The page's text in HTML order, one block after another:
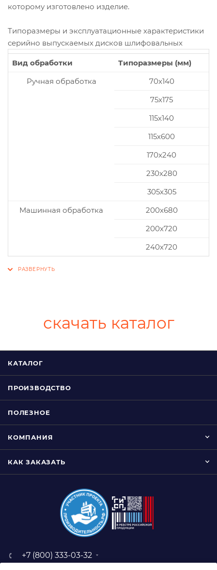
которому изготовлено изделие.
Типоразмеры и эксплуатационные характеристики
серийно выпускаемых дисков шлифовальных
Вид обработки
Типоразмеры (мм)
Ручная обработка
70x140
75x175
115x140
115x600
170x240
230x280
305x305
Машинная обработка
200х680
200х720
240х720
скачать каталог
КАТАЛОГ
ПРОИЗВОДСТВО
ПОЛЕЗНОЕ
КОМПАНИЯ
КАК ЗАКАЗАТЬ
+7 (800) 333-03-32